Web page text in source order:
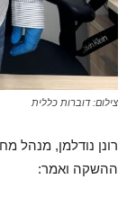
צילום: דוברות כללית
רונן נודלמן, מנהל
ההשקה ואמר: